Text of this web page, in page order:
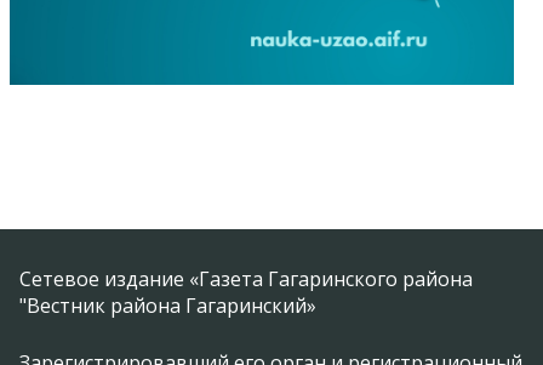
Сетевое издание «Газета Гагаринского района
"Вестник района Гагаринский»